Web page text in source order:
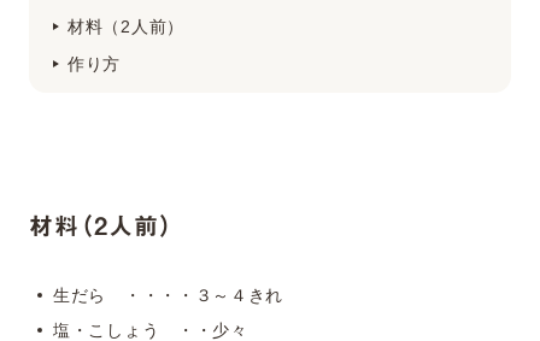
材料（2人前）
作り方
材料（2人前）
生だら ・・・・３～４きれ
塩・こしょう ・・少々